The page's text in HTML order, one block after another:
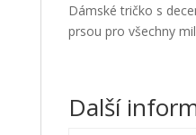
Dámské tričko s
prsou pro všechny
Další